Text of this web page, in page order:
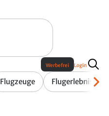
Flugzeuge Flugerlebnis
Werbefrei Login